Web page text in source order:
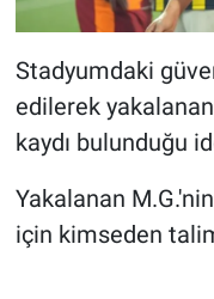
Stadyumdaki
edilerek
kaydı bulunduğu
Yakalanan
için kimseden